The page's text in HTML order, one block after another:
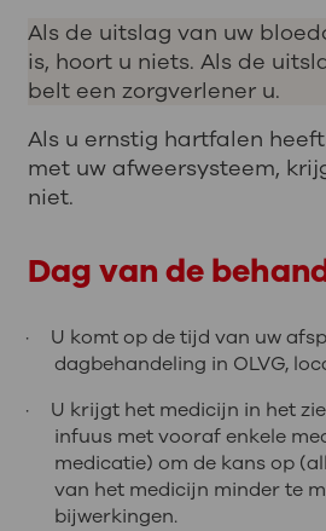
Als de uitslag van uw
is, hoort u niets. Als de
belt een zorgverlener u.
Als u ernstig hartfalen
met uw afweersysteem,
niet.
Dag van de
·
U komt op de tijd van uw
dagbehandeling in OLVG,
·
U krijgt het medicijn in het
infuus met vooraf enkele
medicatie) om de kans op
van het medicijn minder te
bijwerkingen.